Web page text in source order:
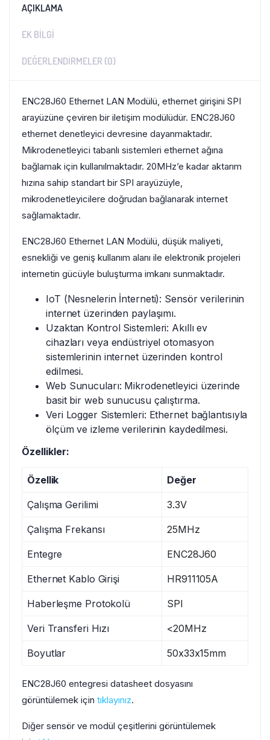
AÇIKLAMA
EK BILGI
DEĞERLENDIRMELER (0)
ENC28J60 Ethernet LAN Modülü, ethernet girişini SPI
arayüzüne çeviren bir iletişim modülüdür. ENC28J60
ethernet denetleyici devresine dayanmaktadır.
Mikrodenetleyici tabanlı sistemleri ethernet ağına
bağlamak için kullanılmaktadır. 20MHz’e kadar aktarım
hızına sahip standart bir SPI arayüzüyle,
mikrodenetleyicilere doğrudan bağlanarak internet
sağlamaktadır.
ENC28J60 Ethernet LAN Modülü, düşük maliyeti,
esnekliği ve geniş kullanım alanı ile elektronik projeleri
internetin gücüyle buluşturma imkanı sunmaktadır.
IoT (Nesnelerin İnterneti): Sensör verilerinin
internet üzerinden paylaşımı.
Uzaktan Kontrol Sistemleri: Akıllı ev
cihazları veya endüstriyel otomasyon
sistemlerinin internet üzerinden kontrol
edilmesi.
Web Sunucuları: Mikrodenetleyici üzerinde
basit bir web sunucusu çalıştırma.
Veri Logger Sistemleri: Ethernet bağlantısıyla
ölçüm ve izleme verilerinin kaydedilmesi.
Özellikler:
Özellik Değer
Çalışma Gerilimi 3.3V
Çalışma Frekansı 25MHz
Entegre ENC28J60
Ethernet Kablo Girişi HR911105A
Haberleşme Protokolü SPI
Veri Transferi Hızı <20MHz
Boyutlar 50x33x15mm
ENC28J60 entegresi datasheet dosyasını
görüntülemek için tıklayınız.
Diğer sensör ve modül çeşitlerini görüntülemek